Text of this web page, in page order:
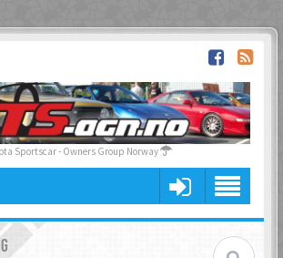
Sportscar - Owners Group Norway